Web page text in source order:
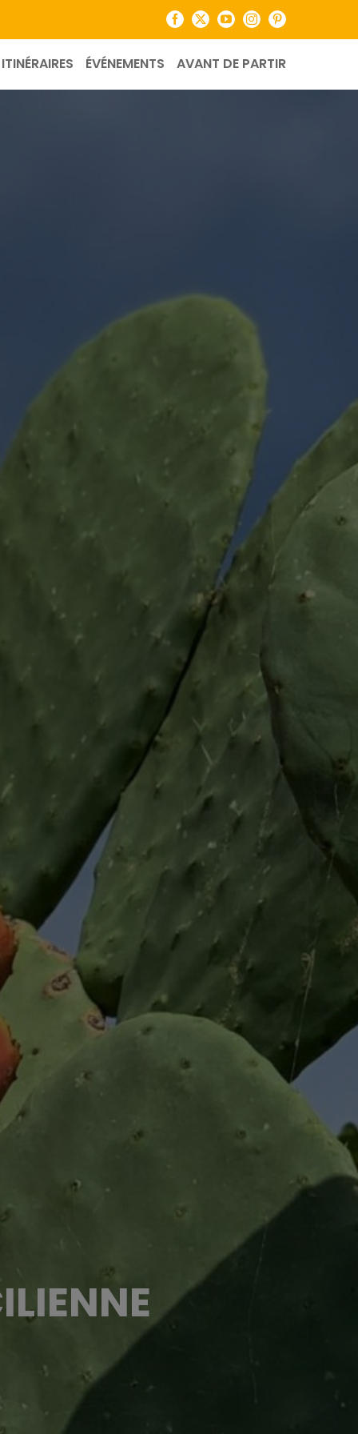
Facebook
X YouTubeInstagramPinterest
ÉVÉNEMENTS AVANT DE PARTIR